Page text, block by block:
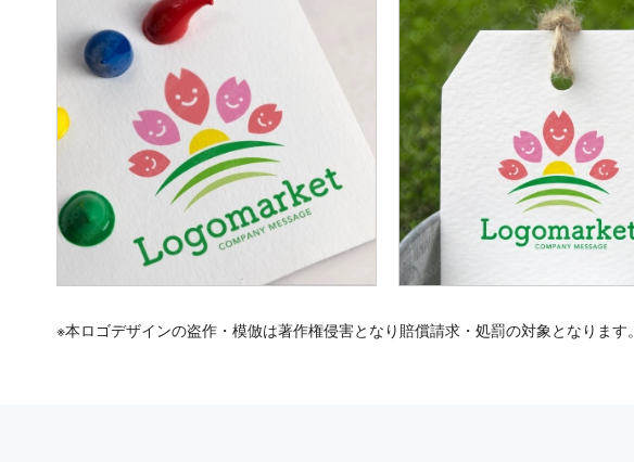
※本ロゴデザインの盗作・模倣は著作権侵害となり賠償請求・処罰の対象となります。